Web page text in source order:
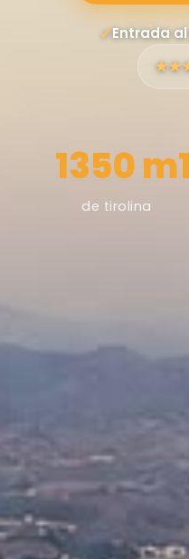
✓Entrada
1350 m
de tirolina